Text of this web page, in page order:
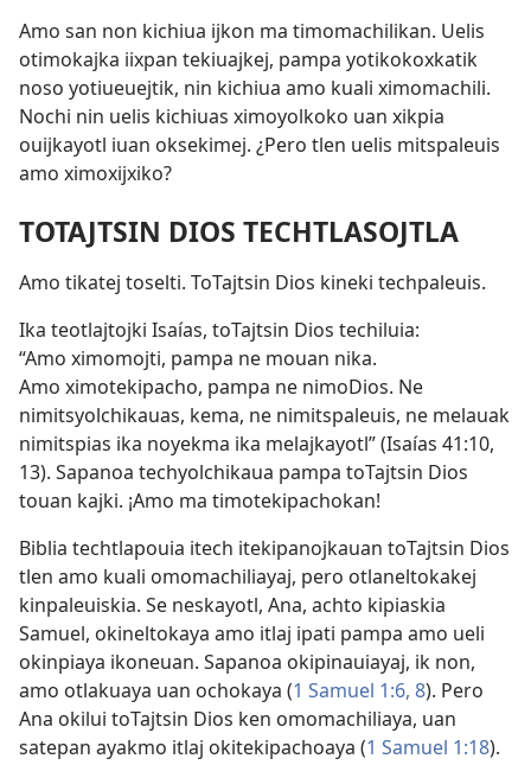
Amo san non kichiua ijkon ma timomachilikan. Uelis
otimokajka iixpan tekiuajkej, pampa yotikokoxkatik
noso yotiueuejtik, nin kichiua amo kuali ximomachili.
Nochi nin uelis kichiuas ximoyolkoko uan xikpia
ouijkayotl iuan oksekimej. ¿Pero tlen uelis mitspaleuis
amo ximoxijxiko?
TOTAJTSIN DIOS TECHTLASOJTLA
Amo tikatej toselti. ToTajtsin Dios kineki techpaleuis.
Ika teotlajtojki Isaías, toTajtsin Dios techiluia:
“Amo ximomojti, pampa ne mouan nika.
Amo ximotekipacho, pampa ne nimoDios. Ne
nimitsyolchikauas, kema, ne nimitspaleuis, ne melauak
nimitspias ika noyekma ika melajkayotl” (Isaías 41:10,
13). Sapanoa techyolchikaua pampa toTajtsin Dios
touan kajki. ¡Amo ma timotekipachokan!
Biblia techtlapouia itech itekipanojkauan toTajtsin Dios
tlen amo kuali omomachiliayaj, pero otlaneltokakej
kinpaleuiskia. Se neskayotl, Ana, achto kipiaskia
Samuel, okineltokaya amo itlaj ipati pampa amo ueli
okinpiaya ikoneuan. Sapanoa okipinauiayaj, ik non,
amo otlakuaya uan ochokaya (1 Samuel 1:6, 8). Pero
Ana okilui toTajtsin Dios ken omomachiliaya, uan
satepan ayakmo itlaj okitekipachoaya (1 Samuel 1:18).